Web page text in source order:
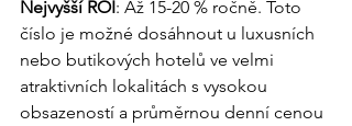
Nejvyšší ROI: Až 15-20 % ročně. Toto
číslo je možné dosáhnout u luxusních
nebo butikových hotelů ve velmi
atraktivních lokalitách s vysokou
obsazeností a průměrnou denní cenou